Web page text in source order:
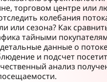
торговом центре или
колебания
или сезона? Как
тайными
данные о
и подсчет
анализ